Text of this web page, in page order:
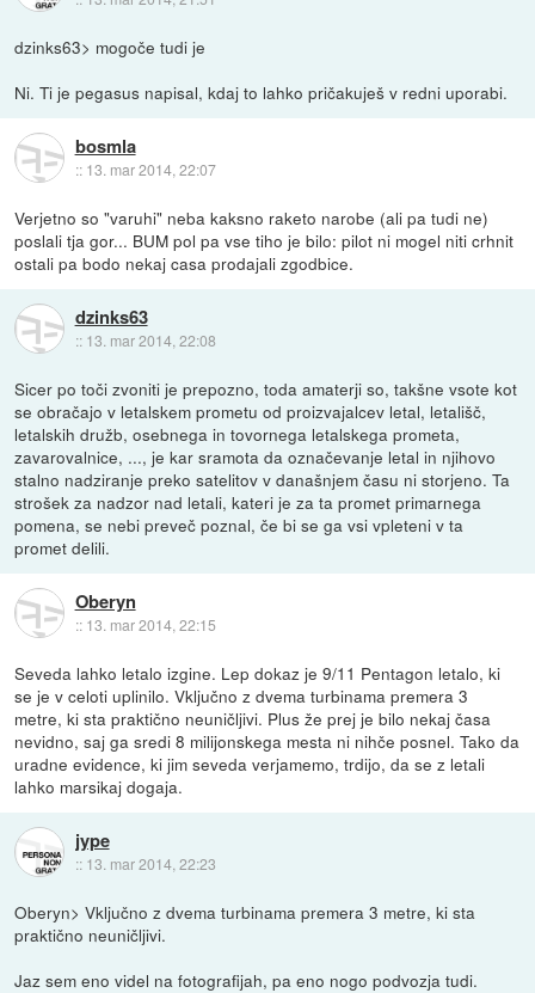
dzinks63> mogoče tudi je
Ni. Ti je pegasus napisal, kdaj to lahko pričakuješ v redni uporabi.
bosmla
:: 13. mar 2014, 22:07
Verjetno so "varuhi" neba kaksno raketo narobe (ali pa tudi ne)
poslali tja gor... BUM pol pa vse tiho je bilo: pilot ni mogel niti crhnit
ostali pa bodo nekaj casa prodajali zgodbice.
dzinks63
:: 13. mar 2014, 22:08
Sicer po toči zvoniti je prepozno, toda amaterji so, takšne vsote kot
se obračajo v letalskem prometu od proizvajalcev letal, letališč,
letalskih družb, osebnega in tovornega letalskega prometa,
zavarovalnice, ..., je kar sramota da označevanje letal in njihovo
stalno nadziranje preko satelitov v današnjem času ni storjeno. Ta
strošek za nadzor nad letali, kateri je za ta promet primarnega
pomena, se nebi preveč poznal, če bi se ga vsi vpleteni v ta
promet delili.
Oberyn
:: 13. mar 2014, 22:15
Seveda lahko letalo izgine. Lep dokaz je 9/11 Pentagon letalo, ki
se je v celoti uplinilo. Vključno z dvema turbinama premera 3
metre, ki sta praktično neuničljivi. Plus že prej je bilo nekaj časa
nevidno, saj ga sredi 8 milijonskega mesta ni nihče posnel. Tako da
uradne evidence, ki jim seveda verjamemo, trdijo, da se z letali
lahko marsikaj dogaja.
jype
:: 13. mar 2014, 22:23
Oberyn> Vključno z dvema turbinama premera 3 metre, ki sta
praktično neuničljivi.
Jaz sem eno videl na fotografijah, pa eno nogo podvozja tudi.